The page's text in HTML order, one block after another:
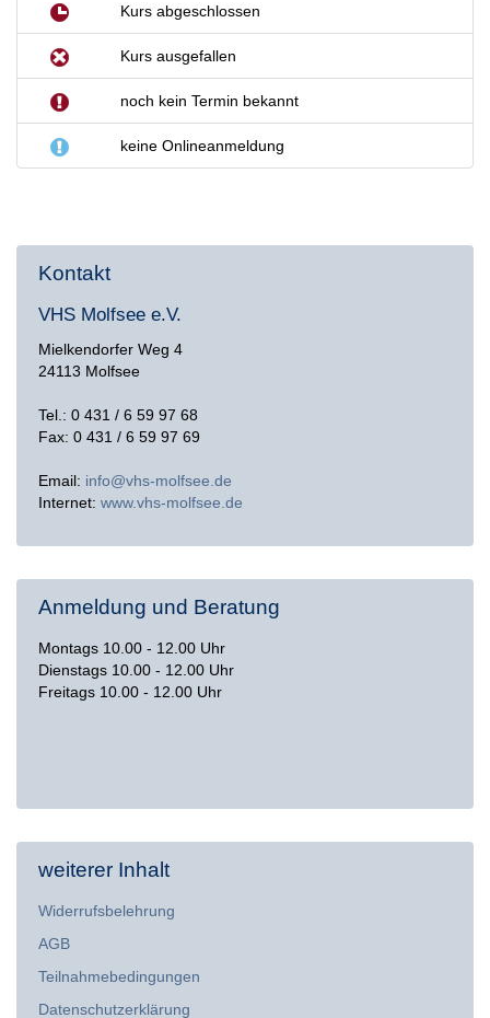
Kurs abgeschlossen
Kurs ausgefallen
noch kein Termin bekannt
keine Onlineanmeldung
Kontakt
VHS Molfsee e.V.
Mielkendorfer Weg 4
24113 Molfsee
Tel.: 0 431 / 6 59 97 68
Fax: 0 431 / 6 59 97 69
Email: info@vhs-molfsee.de
Internet: www.vhs-molfsee.de
Anmeldung und Beratung
Montags 10.00 - 12.00 Uhr
Dienstags 10.00 - 12.00 Uhr
Freitags 10.00 - 12.00 Uhr
weiterer Inhalt
Widerrufsbelehrung
AGB
Teilnahmebedingungen
Datenschutzerklärung